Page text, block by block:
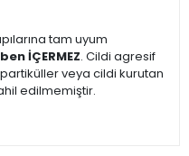
tam uyum
İÇERMEZ. Cildi agresif
veya cildi kurutan
edilmemiştir.